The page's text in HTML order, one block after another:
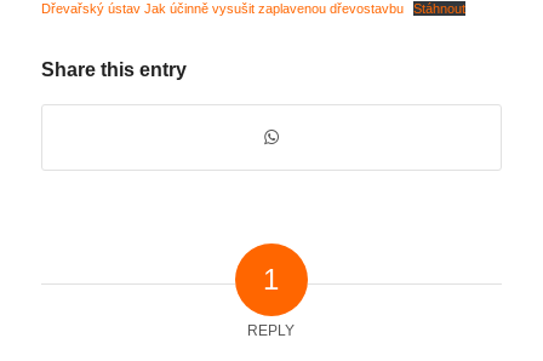
Dřevařský ústav Jak účinně vysušit zaplavenou dřevostavbu Stáhnout
Share this entry
1
REPLY